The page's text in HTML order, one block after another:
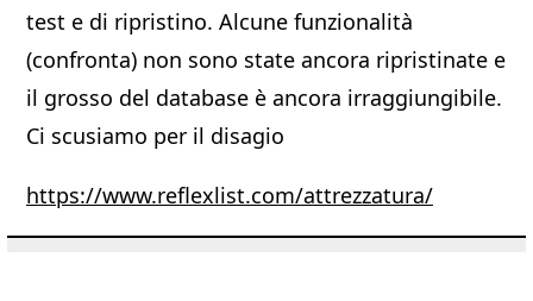
test e di ripristino. Alcune funzionalità
(confronta) non sono state ancora ripristinate e
il grosso del database è ancora irraggiungibile.
Ci scusiamo per il disagio
https://www.reflexlist.com/attrezzatura/